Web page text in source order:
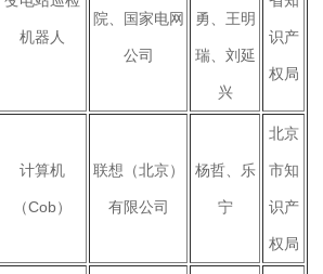
机器人
院、国家电网
公司
勇、王明
瑞、刘延
兴
识产
权局
计算机
（Cob）
联想（北京）
有限公司
杨哲、乐
宁
北京
市知
识产
权局